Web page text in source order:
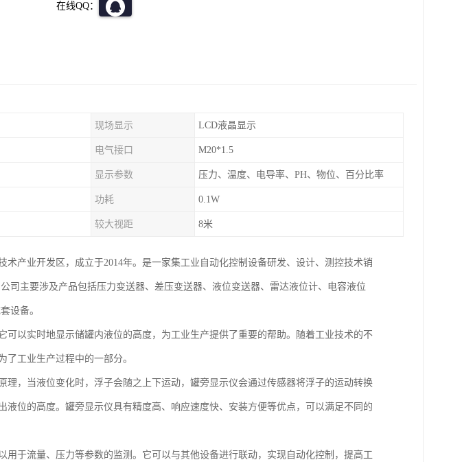
在线QQ：
现场显示 LCD液晶显示
电气接口 M20*1.5
显示参数 压力、温度、电导率、PH、物位、百分比率
功耗 0.1W
较大视距 8米
术产业开发区，成立于2014年。是一家集工业自动化控制设备研发、设计、测控技术销
司主要涉及产品包括压力变送器、差压变送器、液位变送器、雷达液位计、电容液位
设备。
可以实时地显示储罐内液位的高度，为工业生产提供了重要的帮助。随着工业技术的不
了工业生产过程中的一部分。
理，当液位变化时，浮子会随之上下运动，罐旁显示仪会通过传感器将浮子的运动转换
液位的高度。罐旁显示仪具有精度高、响应速度快、安装方便等优点，可以满足不同的
用于流量、压力等参数的监测。它可以与其他设备进行联动，实现自动化控制，提高工